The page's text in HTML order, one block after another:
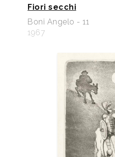
Fiori secchi
Boni Angelo - 11
1967